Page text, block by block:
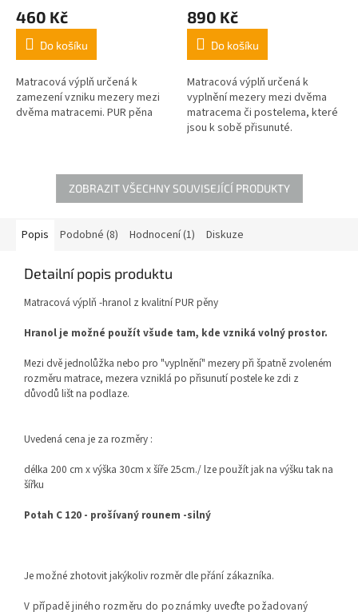
produktu
3,2
5
hvězdiček.
460 Kč
Do košíku
Matracová výplň určená k
zamezení vzniku mezery mezi
dvěma matracemi. PUR pěna
produktu
3,4
5
hvězdiček.
890 Kč
Do košíku
Matracová výplň určená k
vyplnění mezery mezi dvěma
matracema či postelema, které
jsou k sobě přisunuté.
ZOBRAZIT VŠECHNY SOUVISEJÍCÍ PRODUKTY
Popis Podobné (8) Hodnocení (1) Diskuze
Detailní popis produktu
Matracová výplň -hranol z kvalitní PUR pěny
Hranol je možné použít všude tam, kde vzniká volný prostor.
Mezi dvě jednolůžka nebo pro "vyplnění" mezery při špatně zvoleném
rozměru matrace, mezera vzniklá po přisunutí postele ke zdi z
důvodů lišt na podlaze.
Uvedená cena je za rozměry :
délka 200 cm x výška 30cm x šíře 25cm./ lze použít jak na výšku tak na
šířku
Potah C 120 - prošívaný rounem -silný
Je možné zhotovit jakýkoliv rozměr dle přání zákazníka.
V případě jiného rozměru do poznámky uveďte požadovaný